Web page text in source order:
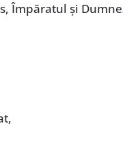
Împăratul și